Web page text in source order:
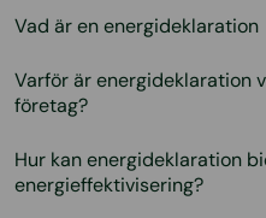
Vad är en energideklaration
Varför är energideklaration
företag?
Hur kan energideklaration
energieffektivisering?